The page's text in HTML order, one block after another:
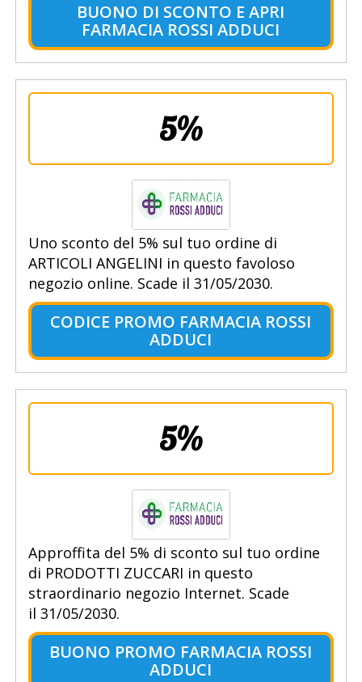
BUONO DI SCONTO E APRI
FARMACIA ROSSI ADDUCI
5%
Uno sconto del 5% sul tuo ordine di
ARTICOLI ANGELINI in questo favoloso
negozio online. Scade il 31/05/2030.
CODICE PROMO FARMACIA ROSSI
ADDUCI
5%
Approffita del 5% di sconto sul tuo ordine
di PRODOTTI ZUCCARI in questo
straordinario negozio Internet. Scade
il 31/05/2030.
BUONO PROMO FARMACIA ROSSI
ADDUCI